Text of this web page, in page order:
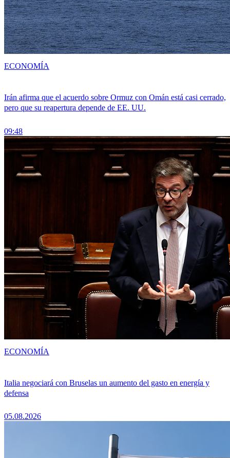
Irán afirma que el acuerdo sobre Ormuz con Omán está casi cerrado,
pero que su reapertura depende de EE. UU.
09:48
ECONOMÍA
Italia negociará con Bruselas un aumento del gasto en energía y
defensa
05.08.2026
ECONOMÍA